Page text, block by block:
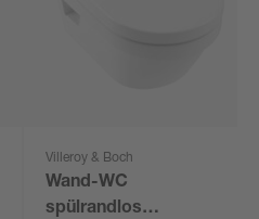
Villeroy & Boch
Wand-WC
spülrandlos